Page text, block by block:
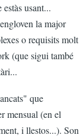
usant...
la major
o requisits molt
(que sigui també
que
mensual (en el
i llestos...). Son